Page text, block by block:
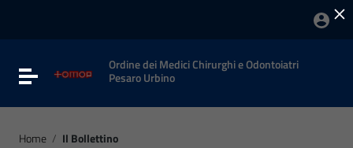
Attiva / disattiva la navigazione
Ordine dei Medici Chirurghi e Odontoiatri
Pesaro Urbino
Home / Il Bollettino
×